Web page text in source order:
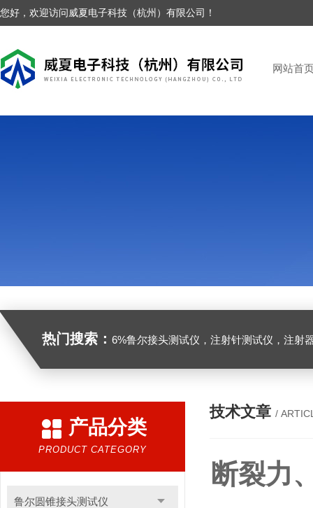
您好，欢迎访问威夏电子科技（杭州）有限公司！
网站首
热门搜索： 6%鲁尔接头测试仪，注射针测试仪，注射器测试仪，缝合针测试仪，缝合线测试仪，导管测
产品分类
PRODUCT CATEGORY
鲁尔圆锥接头测试仪
技术文章 /
断裂力